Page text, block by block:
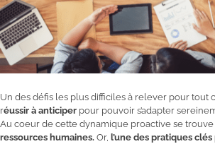
Un des défis les plus difficiles à relever pour tout
réussir à anticiper pour pouvoir s’adapter
Au coeur de cette dynamique proactive se trouve
ressources humaines. Or, l’une des pratiques